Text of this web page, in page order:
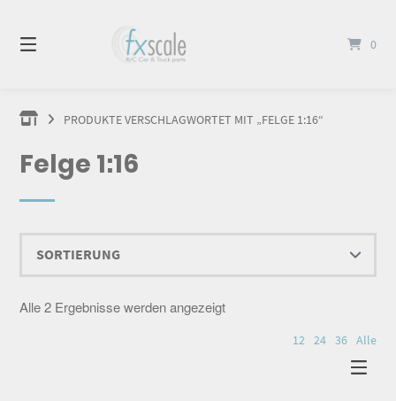
zum
0
PRODUKTE VERSCHLAGWORTET MIT „FELGE 1:16“
Felge 1:16
Alle 2 Ergebnisse werden angezeigt
12 24 36 Alle